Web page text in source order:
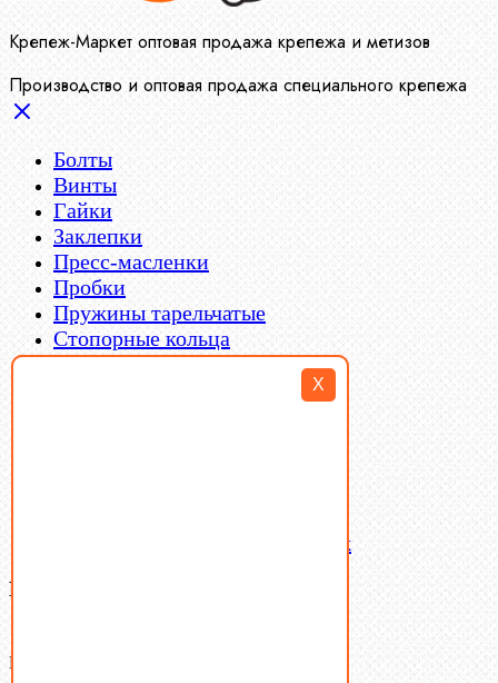
X
Крепеж-Маркет оптовая продажа крепежа и метизов
Производство и оптовая продажа специального крепежа
Болты
Винты
Гайки
Заклепки
Пресс-масленки
Пробки
Пружины тарельчатые
Стопорные кольца
Такелаж
Латунный и бронзовый крепеж
Ваша корзина
В корзине нет товаров.